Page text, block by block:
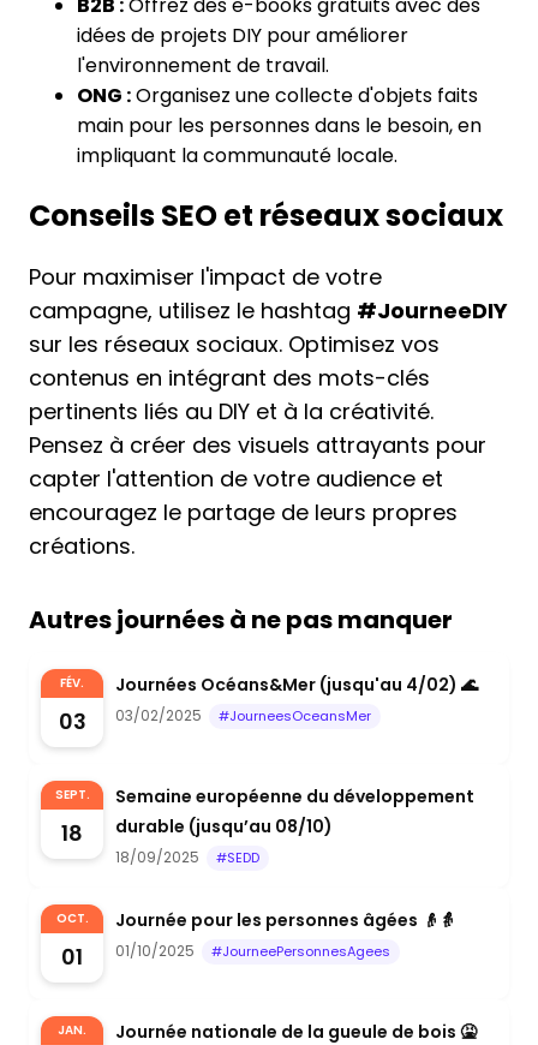
idées de projets DIY pour améliorer
l'environnement de travail.
ONG :Organisez une collecte d'objets faits
main pour les personnes dans le besoin, en
impliquant la communauté locale.
Conseils SEO et réseaux sociaux
Pour maximiser l'impact de votre
campagne, utilisez le hashtag #JourneeDIY
sur les réseaux sociaux. Optimisez vos
contenus en intégrant des mots-clés
pertinents liés au DIY et à la créativité.
Pensez à créer des visuels attrayants pour
capter l'attention de votre audience et
encouragez le partage de leurs propres
créations.
Autres journées à ne pas manquer
FÉV.
03
Journées Océans&Mer (jusqu'au 4/02) 🌊
03/02/2025 #JourneesOceansMer
SEPT.
18
Semaine européenne du développement
durable (jusqu’au 08/10)
18/09/2025 #SEDD
OCT.
01
Journée pour les personnes âgées 👴👵
01/10/2025 #JourneePersonnesAgees
JAN. Journée nationale de la gueule de bois 🤮